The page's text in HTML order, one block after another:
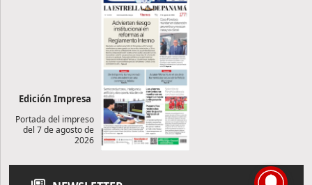
Edición Impresa
Portada del impreso
del 7 de agosto de
2026